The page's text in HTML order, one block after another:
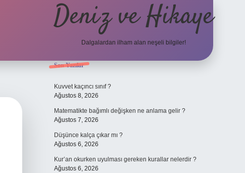
Deniz ve Hikaye
Dalgalardan ilham alan neşeli bilgiler!
Sidebar
Son Yazılar
Kuvvet kaçıncı sınıf ?
Ağustos 8, 2026
Matematikte bağımlı değişken ne anlama gelir ?
Ağustos 7, 2026
Düşünce kalça çıkar mı ?
Ağustos 6, 2026
Kur’an okurken uyulması gereken kurallar nelerdir ?
Ağustos 6, 2026
ilbet yeni giriş